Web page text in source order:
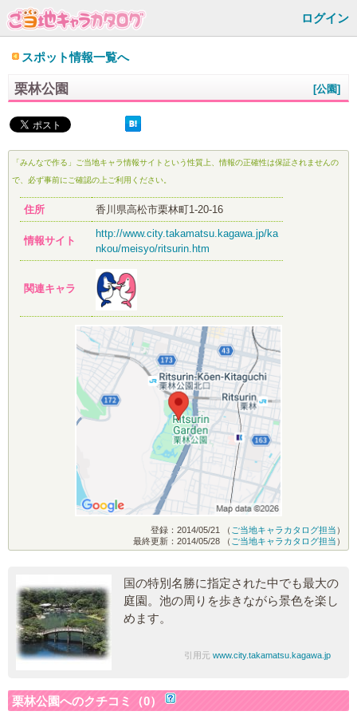
ログイン
スポット情報一覧へ
栗林公園 [公園]
「みんなで作る」ご当地キャラ情報サイトという性質上、情報の正確性は保証されませんの
で、必ず事前にご確認の上ご利用ください。
住所 香川県高松市栗林町1-20-16
情報サイト
http://www.city.takamatsu.kagawa.jp/ka
nkou/meisyo/ritsurin.htm
関連キャラ
登録：2014/05/21 （ ご当地キャラカタログ担当 ）
最終更新：2014/05/28 （ ご当地キャラカタログ担当 ）
国の特別名勝に指定された中でも最大の
庭園。池の周りを歩きながら景色を楽し
めます。
引用元 www.city.takamatsu.kagawa.jp
栗林公園へのクチコミ（0）